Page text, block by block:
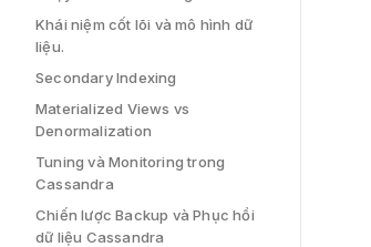
Khái niệm cốt lõi và mô hình dữ
liệu.
Secondary Indexing
Materialized Views vs
Denormalization
Tuning và Monitoring trong
Cassandra
Chiến lược Backup và Phục hồi
dữ liệu Cassandra